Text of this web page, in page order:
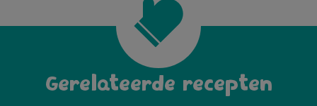
Gerelateerde recepten